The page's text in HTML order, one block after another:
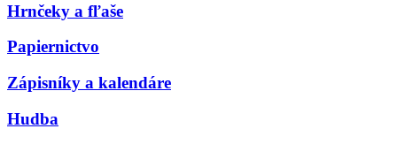
Hrnčeky a fľaše
Papiernictvo
Zápisníky a kalendáre
Hudba